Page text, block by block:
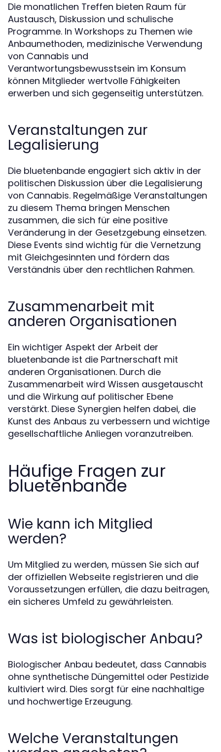
Die monatlichen Treffen bieten Raum für
Austausch, Diskussion und schulische
Programme. In Workshops zu Themen wie
Anbaumethoden, medizinische Verwendung
von Cannabis und
Verantwortungsbewusstsein im Konsum
können Mitglieder wertvolle Fähigkeiten
erwerben und sich gegenseitig unterstützen.
Veranstaltungen zur
Legalisierung
Die bluetenbande engagiert sich aktiv in der
politischen Diskussion über die Legalisierung
von Cannabis. Regelmäßige Veranstaltungen
zu diesem Thema bringen Menschen
zusammen, die sich für eine positive
Veränderung in der Gesetzgebung einsetzen.
Diese Events sind wichtig für die Vernetzung
mit Gleichgesinnten und fördern das
Verständnis über den rechtlichen Rahmen.
Zusammenarbeit mit
anderen Organisationen
Ein wichtiger Aspekt der Arbeit der
bluetenbande ist die Partnerschaft mit
anderen Organisationen. Durch die
Zusammenarbeit wird Wissen ausgetauscht
und die Wirkung auf politischer Ebene
verstärkt. Diese Synergien helfen dabei, die
Kunst des Anbaus zu verbessern und wichtige
gesellschaftliche Anliegen voranzutreiben.
Häufige Fragen zur
bluetenbande
Wie kann ich Mitglied
werden?
Um Mitglied zu werden, müssen Sie sich auf
der offiziellen Webseite registrieren und die
Voraussetzungen erfüllen, die dazu beitragen,
ein sicheres Umfeld zu gewährleisten.
Was ist biologischer Anbau?
Biologischer Anbau bedeutet, dass Cannabis
ohne synthetische Düngemittel oder Pestizide
kultiviert wird. Dies sorgt für eine nachhaltige
und hochwertige Erzeugung.
Welche Veranstaltungen